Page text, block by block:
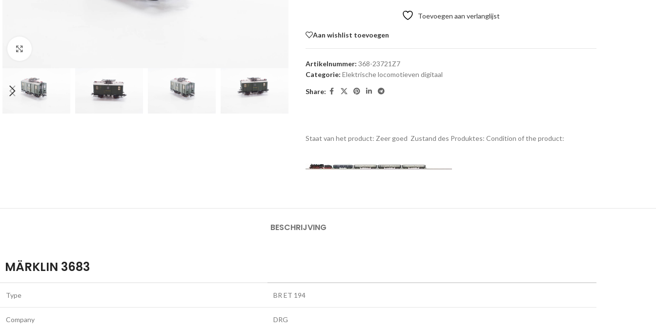
Toevoegen aan verlanglijst
Aan wishlist toevoegen
Artikelnummer: 368-23721Z7
Categorie: Elektrische locomotieven digitaal
Share:
Staat van het product: Zeer goed Zustand des Produktes: Condition of the product:
BESCHRIJVING
MÄRKLIN 3683
Type BR ET 194
Company DRG